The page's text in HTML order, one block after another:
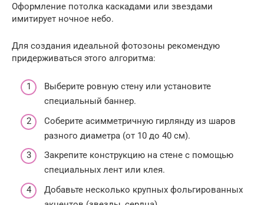
Оформление потолка каскадами или звездами
имитирует ночное небо.
Для создания идеальной фотозоны рекомендую
придерживаться этого алгоритма:
Выберите ровную стену или установите
специальный баннер.
Соберите асимметричную гирлянду из шаров
разного диаметра (от 10 до 40 см).
Закрепите конструкцию на стене с помощью
специальных лент или клея.
Добавьте несколько крупных фольгированных